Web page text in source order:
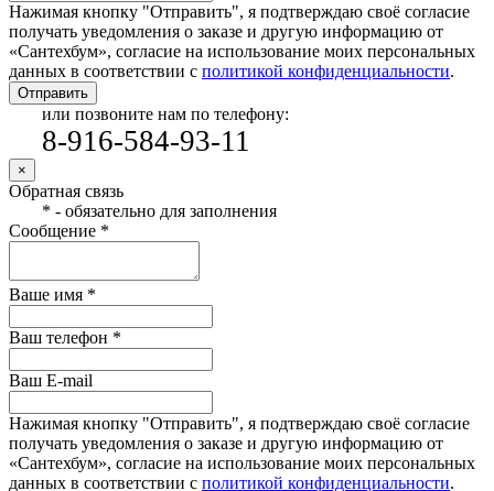
Нажимая кнопку "Отправить", я подтверждаю своё согласие
получать уведомления о заказе и другую информацию от
«Сантехбум», согласие на использование моих персональных
данных в соответствии с политикой конфиденциальности.
Отправить
или позвоните нам по телефону:
8-916-584-93-11
×
Обратная связь
* - обязательно для заполнения
Сообщение *
Ваше имя *
Ваш телефон *
Ваш E-mail
Нажимая кнопку "Отправить", я подтверждаю своё согласие
получать уведомления о заказе и другую информацию от
«Сантехбум», согласие на использование моих персональных
данных в соответствии с политикой конфиденциальности.